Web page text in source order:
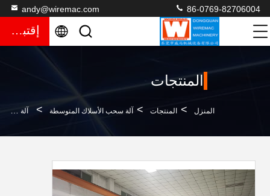
andy@wiremac.com 86-0769-82706004
إقتباس
المنتجات
المنزل > المنتجات > آلة سحب الأسلاك المتوسطة > آلة سحب الأسلاك الدقيقة المتوسطة Wiremac مع التلدين المستمر 55KW 70V DC